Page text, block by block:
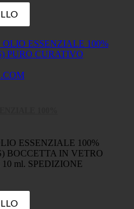
ESSENZIALE 100%
BOCCETTA IN VETRO
ml. SPEDIZIONE